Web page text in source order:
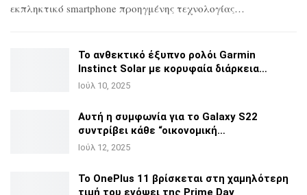
εκπληκτικό smartphone προηγμένης τεχνολογίας…
Το ανθεκτικό έξυπνο ρολόι Garmin
Instinct Solar με κορυφαία διάρκεια…
Ιούλ 10, 2025
Αυτή η συμφωνία για το Galaxy S22
συντρίβει κάθε “οικονομική…
Ιούλ 12, 2025
Το OnePlus 11 βρίσκεται στη χαμηλότερη